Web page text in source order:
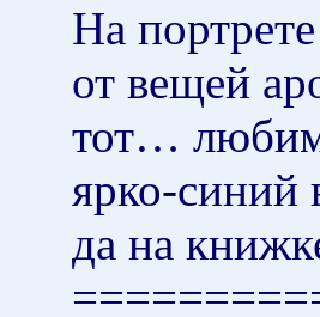
На
от вещей
тот…
ярко-синий
да на